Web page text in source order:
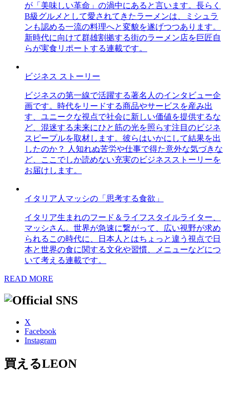
が「美味しい革命」の渦中にあると言います。長らく
B級グルメとして愛されてきたラーメンは、ミシュラ
ンも認める一流の料理へと変貌を遂げつつあります。
新時代に向けて群雄割拠する街のラーメン店を巨匠自
らが実食リポートする連載です。
ビジネス ストーリー
ビジネスの第一線で活躍する著名人のインタビュー企
画です。時代をリードする商品やサービスを産み出
す、ユニークな視点で社会に新しい価値を提供するな
ど、混迷する未来にひと筋の光を照らす注目のビジネ
スピープルを取材します。彼らはいかにして結果を出
したのか？ 人知れぬ苦労や仕事で得た意外な気づきな
ど、ここでしか読めない充実のビジネスストーリーを
お届けします。
イタリア人マッシの「思考する食欲」
イタリア生まれのフード＆ライフスタイルライター、
マッシさん。世界が急速に繋がって、広い視野が求め
られるこの時代に、日本人とはちょっと違う視点で日
本と世界の食に関する文化や習慣、メニューなどにつ
いて考える連載です。
READ MORE
X
Facebook
Instagram
買えるLEON